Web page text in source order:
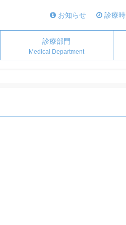
お知らせ 診療
診療部門
Medical Department